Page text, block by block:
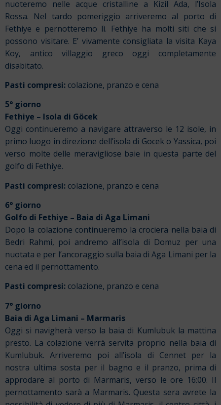
nuoteremo nelle acque cristalline a Kizil Ada, l’Isola
Rossa. Nel tardo pomeriggio arriveremo al porto di
Fethiye e pernotteremo lì. Fethiye ha molti siti che si
possono visitare. E’ vivamente consigliata la visita Kaya
Koy, antico villaggio greco oggi completamente
disabitato.
Pasti compresi: colazione, pranzo e cena
5° giorno
Fethiye – Isola di Göcek
Oggi continueremo a navigare attraverso le 12 isole, in
primo luogo in direzione dell’isola di Gocek o Yassica, poi
verso molte delle meravigliose baie in questa parte del
golfo di Fethiye.
Pasti compresi: colazione, pranzo e cena
6° giorno
Golfo di Fethiye – Baia di Aga Limani
Dopo la colazione continueremo la crociera nella baia di
Bedri Rahmi, poi andremo all’isola di Domuz per una
nuotata e per l’ancoraggio sulla baia di Aga Limani per la
cena ed il pernottamento.
Pasti compresi: colazione, pranzo e cena
7° giorno
Baia di Aga Limani – Marmaris
Oggi si navigherà verso la baia di Kumlubuk la mattina
presto. La colazione verrà servita proprio nella baia di
Kumlubuk. Arriveremo poi all’isola di Cennet per la
nostra ultima sosta per il bagno e il pranzo, prima di
approdare al porto di Marmaris, verso le ore 16:00. Il
pernottamento sarà a Marmaris. Questa sera avrete la